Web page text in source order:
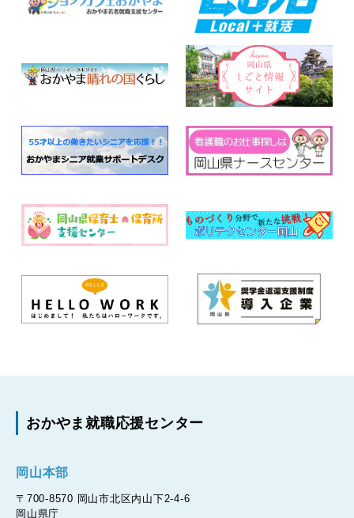
おかやま就職応援センター
岡山本部
〒700-8570 岡山市北区内山下2-4-6
岡山県庁